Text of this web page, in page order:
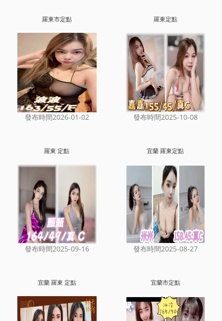
羅東市定點
發布時間2026-01-02
羅東定點
發布時間2025-10-08
羅東 定點
發布時間2025-09-16
宜蘭 羅東定點
發布時間2025-08-27
宜蘭 羅東 定點 宜蘭市定點